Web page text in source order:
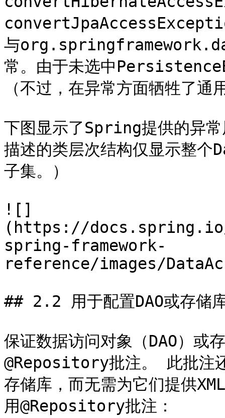
与
常。由于未选中
（不过，在异常方面牺牲了通
下图显示了Spring提供的异
描述的类层次结构仅显示整
子集。）
![]
(https://docs.spring.io/
spring-framework-
reference/images/
## 2.2 用于配置DAO或存储
保证数据访问对象（DAO）或
@Repository批注。 此批注
存储库，而无需为它们提供
用@Repository批注：